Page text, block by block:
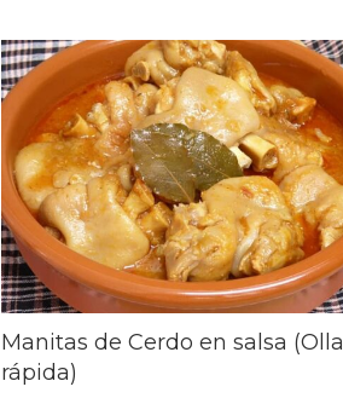
Manitas de Cerdo en salsa (Olla
rápida)